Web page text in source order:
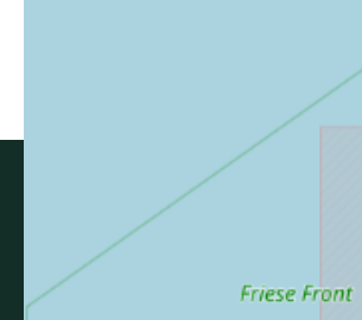
Pour rester informé des dernières
Ardennes, inscrivez-vous !
Inscrivez-vous à la